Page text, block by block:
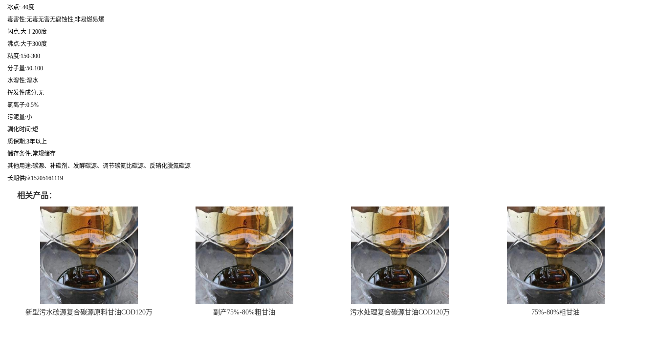
冰点:-40度
毒害性:无毒无害无腐蚀性,非易燃易爆
闪点:大于200度
沸点:大于300度
粘度:150-300
分子量:50-100
水溶性:溶水
挥发性成分:无
氯离子:0.5%
污泥量:小
驯化时间:短
质保期:3年以上
储存条件:常规储存
其他用途:碳源、补碳剂、发酵碳源、调节碳氮比碳源、反硝化脱氮碳源
长期供应15205161119
相关产品：
新型污水碳源复合碳源原料甘油COD120万 副产75%-80%粗甘油 污水处理复合碳源甘油COD120万 75%-80%粗甘油